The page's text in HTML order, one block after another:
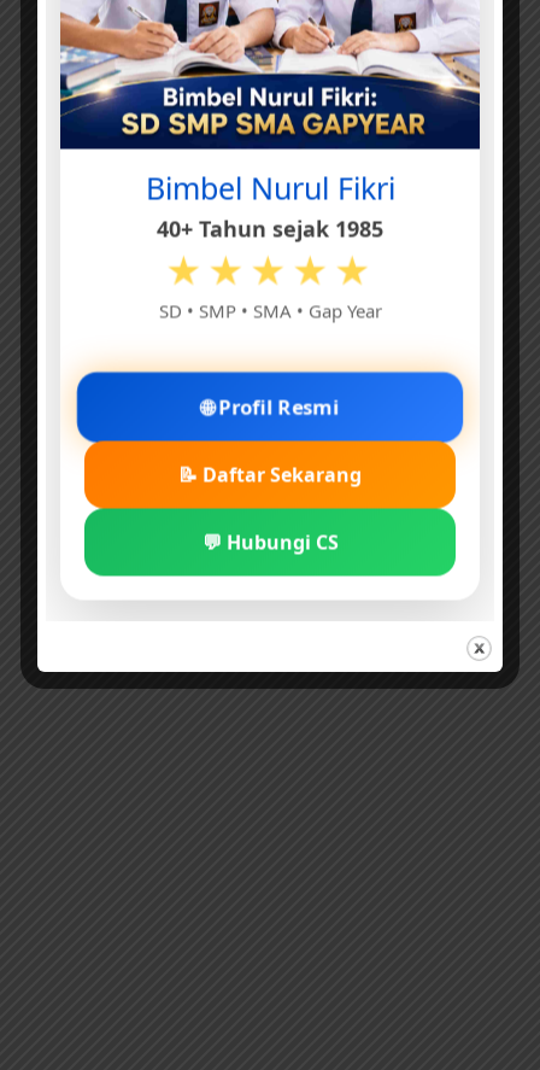
Bimbel Nurul Fikri
40+ Tahun sejak 1985
★★★★★
SD • SMP • SMA • Gap Year
🌐 Profil Resmi
📝 Daftar Sekarang
💬 Hubungi CS